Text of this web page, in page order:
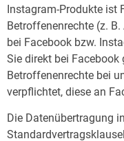
Instagram-Produkte ist
Betroffenenrechte (z.
bei Facebook bzw.
Sie direkt bei Facebook
Betroffenenrechte bei
verpflichtet, diese an
Die Datenübertragung